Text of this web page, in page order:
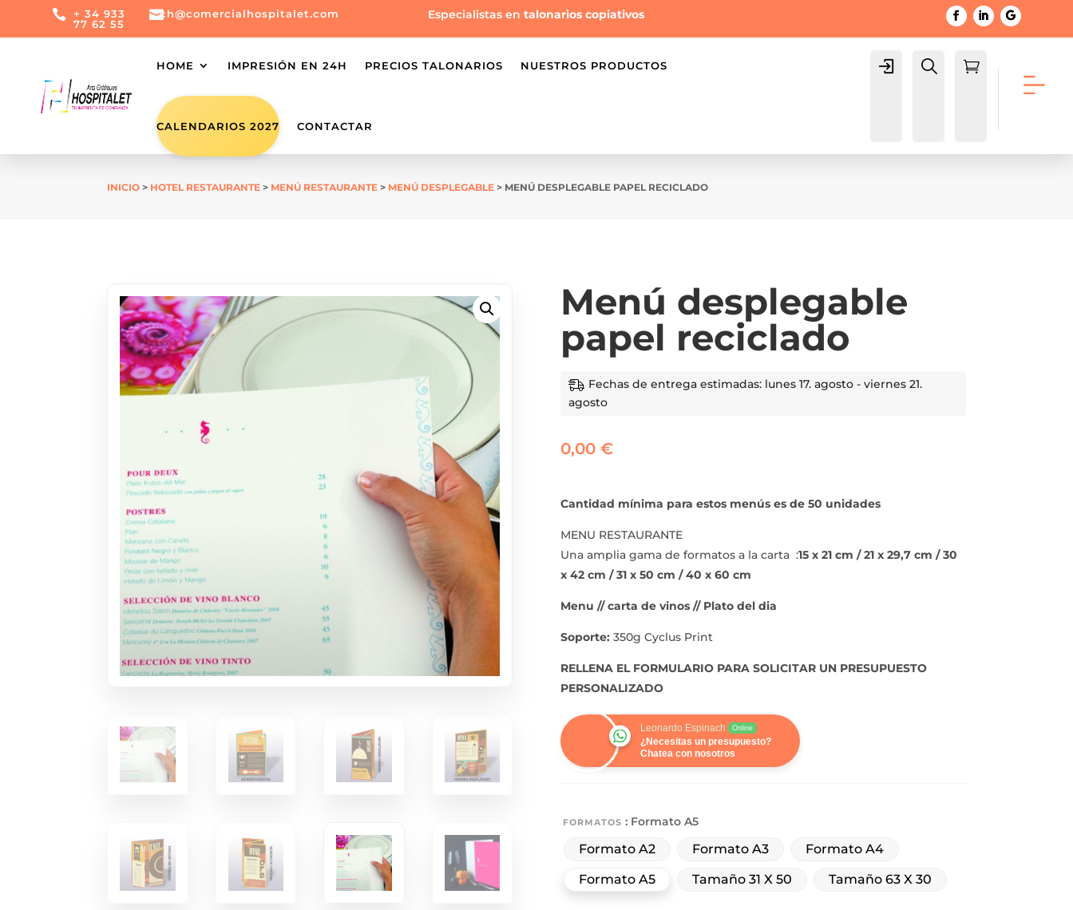
 + 34 933
77 62 55
ch@comercialhospitalet.com Especialistas entalonarios copiativos
HOME IMPRESIÓN EN 24H PRECIOS TALONARIOS NUESTROS PRODUCTOS
CALENDARIOS 2027 CONTACTAR
Login Buscar
 Carrito
INICIO > HOTEL RESTAURANTE > MENÚ RESTAURANTE > MENÚ DESPLEGABLE > MENÚ DESPLEGABLE PAPEL RECICLADO
Menú desplegable
papel reciclado
Fechas de entrega estimadas: lunes 17. agosto - viernes 21.
agosto
0,00 €
Cantidad mínima para estos menús es de 50 unidades
MENU RESTAURANTE
Una amplia gama de formatos a la carta :15 x 21 cm / 21 x 29,7 cm / 30
x 42 cm / 31 x 50 cm / 40 x 60 cm
Menu // carta de vinos // Plato del dia
Soporte: 350g Cyclus Print
RELLENA EL FORMULARIO PARA SOLICITAR UN PRESUPUESTO
PERSONALIZADO
Leonardo Espinach Online
¿Necesitas un presupuesto?
Chatea con nosotros
FORMATOS : Formato A5
Formato A2 Formato A3
Formato A4
Formato A5
Tamaño 31 X 50 Tamaño 63 X 30